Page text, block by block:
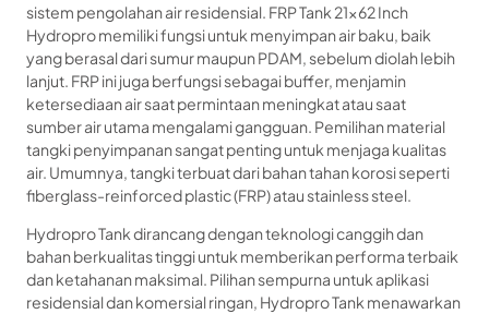
sistem pengolahan air residensial. FRP Tank 21×62 Inch
Hydropro memiliki fungsi untuk menyimpan air baku, baik
yang berasal dari sumur maupun PDAM, sebelum diolah lebih
lanjut. FRP ini juga berfungsi sebagai buffer, menjamin
ketersediaan air saat permintaan meningkat atau saat
sumber air utama mengalami gangguan. Pemilihan material
tangki penyimpanan sangat penting untuk menjaga kualitas
air. Umumnya, tangki terbuat dari bahan tahan korosi seperti
fiberglass-reinforced plastic (FRP) atau stainless steel.
Hydropro Tank dirancang dengan teknologi canggih dan
bahan berkualitas tinggi untuk memberikan performa terbaik
dan ketahanan maksimal. Pilihan sempurna untuk aplikasi
residensial dan komersial ringan, Hydropro Tank menawarkan